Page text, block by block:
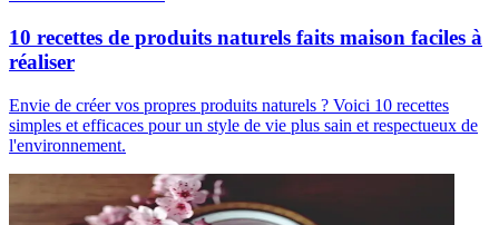
10 recettes de produits naturels faits maison faciles à
réaliser
Envie de créer vos propres produits naturels ? Voici 10 recettes
simples et efficaces pour un style de vie plus sain et respectueux de
l'environnement.